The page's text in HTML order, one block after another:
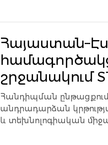
շրջանակում
կրթության,
Հանդիպման ընթացքում
անդրադարձան
և տեխնոլոգիական